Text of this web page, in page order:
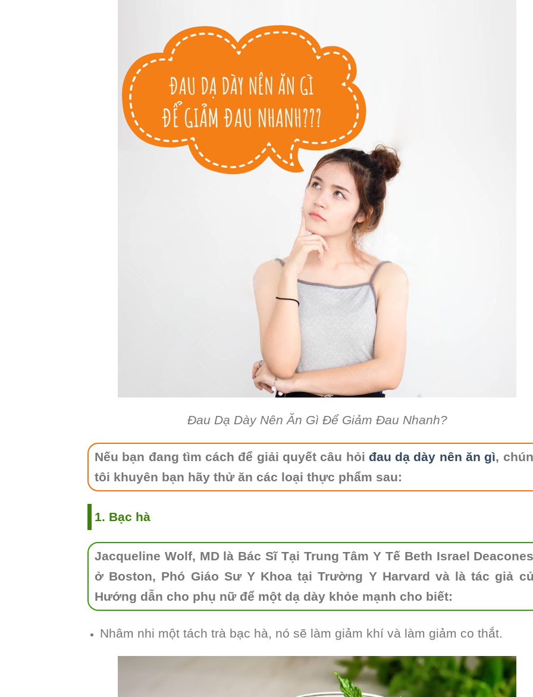
Đau Dạ Dày Nên Ăn Gì Để Giảm Đau Nhanh?
Nếu bạn đang tìm cách để giải quyết câu hỏi đau dạ dày nên ăn gì,
tôi khuyên bạn hãy thử ăn các loại thực phẩm sau:
1. Bạc hà
Jacqueline Wolf, MD là Bác Sĩ Tại Trung Tâm Y Tế Beth Israel
ở Boston, Phó Giáo Sư Y Khoa tại Trường Y Harvard và là tác giả
Hướng dẫn cho phụ nữ để một dạ dày khỏe mạnh cho biết:
Nhâm nhi một tách trà bạc hà, nó sẽ làm giảm khí và làm giảm co thắt.